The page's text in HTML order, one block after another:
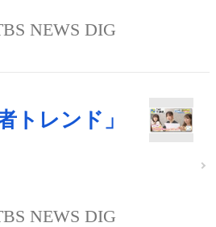
NEWS DIG
トレンド」
NEWS DIG